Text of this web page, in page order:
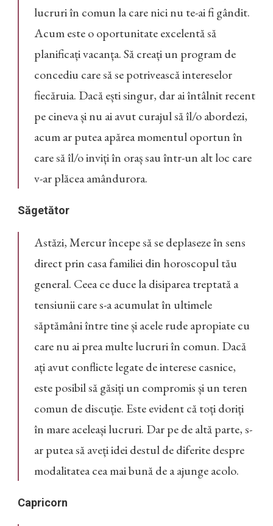
lucruri în comun la care nici nu te-ai fi gândit.
Acum este o oportunitate excelentă să
planificați vacanța. Să creați un program de
concediu care să se potrivească intereselor
fiecăruia. Dacă ești singur, dar ai întâlnit recent
pe cineva și nu ai avut curajul să îl/o abordezi,
acum ar putea apărea momentul oportun în
care să îl/o inviți în oraș sau într-un alt loc care
v-ar plăcea amândurora.
Săgetător
Astăzi, Mercur începe să se deplaseze în sens
direct prin casa familiei din horoscopul tău
general. Ceea ce duce la disiparea treptată a
tensiunii care s-a acumulat în ultimele
săptămâni între tine și acele rude apropiate cu
care nu ai prea multe lucruri în comun. Dacă
ați avut conflicte legate de interese casnice,
este posibil să găsiți un compromis și un teren
comun de discuție. Este evident că toți doriți
în mare aceleași lucruri. Dar pe de altă parte, s-
ar putea să aveți idei destul de diferite despre
modalitatea cea mai bună de a ajunge acolo.
Capricorn